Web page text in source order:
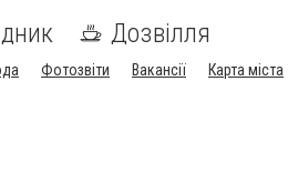
Дозвілля
Фотозвіти Вакансії Карта міста